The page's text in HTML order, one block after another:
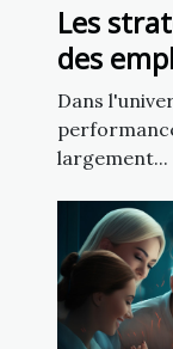
Les
des
de
Dans
largement...